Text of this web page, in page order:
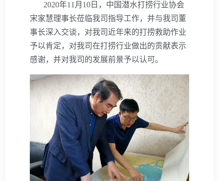
海上风电安装
远洋拖航
海事技术服务
专业工程吊装
海洋石油工程
海上风电安装
远洋拖航
海事技术服务
2020年11月 10 日，中国潜水打捞行业协会
宋家慧理事长莅临我司指导工作，并与我司董
事长深入交谈，对我司近年来的打捞救助作业
予以肯定，对我司在打捞行业做出的贡献表示
感谢，并对我司的发展前景予以认可。